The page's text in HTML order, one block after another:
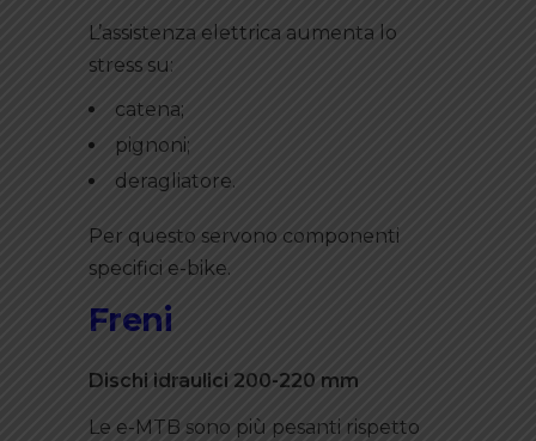
L’assistenza elettrica aumenta lo
stress su:
catena;
pignoni;
deragliatore.
Per questo servono componenti
specifici e-bike.
Freni
Dischi idraulici 200-220 mm
Le e-MTB sono più pesanti rispetto